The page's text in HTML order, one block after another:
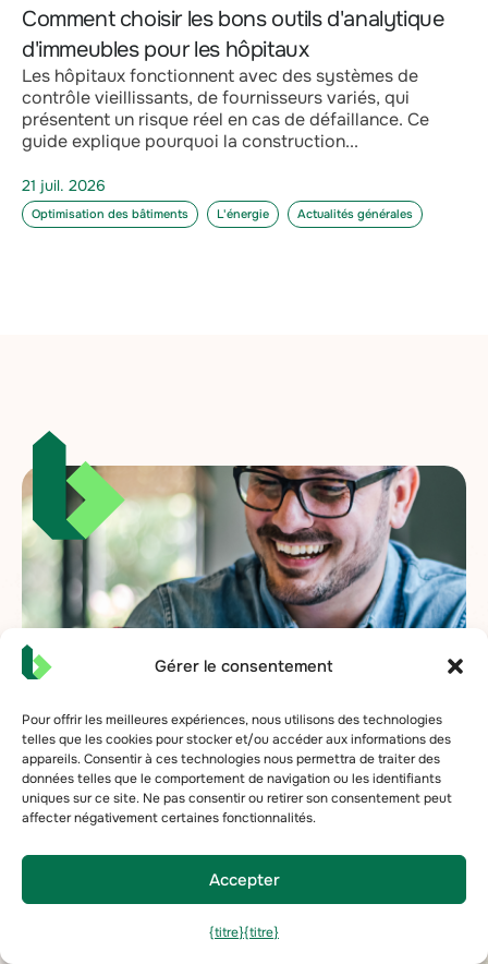
Gérer le consentement
Pour offrir les meilleures expériences, nous utilisons des technologies
telles que les cookies pour stocker et/ou accéder aux informations des
appareils. Consentir à ces technologies nous permettra de traiter des
données telles que le comportement de navigation ou les identifiants
uniques sur ce site. Ne pas consentir ou retirer son consentement peut
affecter négativement certaines fonctionnalités.
Accepter
{titre}{titre}
Comment choisir les bons outils d'analytique
d'immeubles pour les hôpitaux
Les hôpitaux fonctionnent avec des systèmes de
contrôle vieillissants, de fournisseurs variés, qui
présentent un risque réel en cas de défaillance. Ce
guide explique pourquoi la construction...
21 juil. 2026
Optimisation des bâtiments L'énergie Actualités générales
Contacter Bueno
Et travaillez avec l'équipe la plus
expérimentée en analyse de données de